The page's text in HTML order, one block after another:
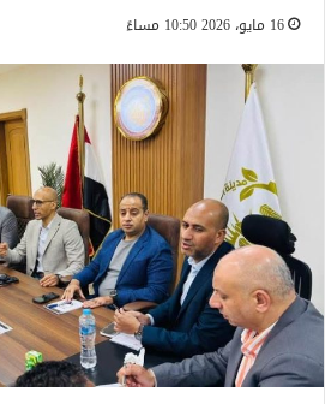
16 مايو، 2026 10:50 مساءً